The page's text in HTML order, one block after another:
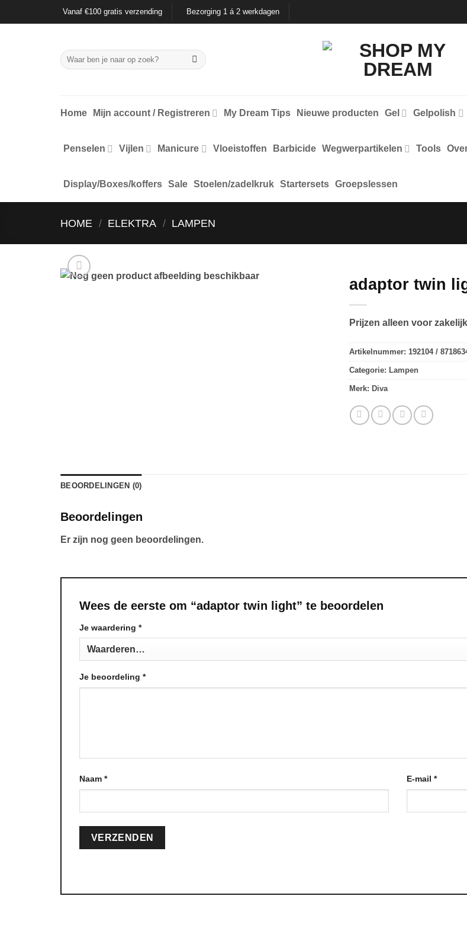
naar
Vanaf €100 gratis verzending Bezorging 1 á 2 werkdagen
Zoeken
naar:
Home Mijn account / Registreren My Dream Tips Nieuwe producten Gel Gelpolish
Penselen Vijlen Manicure Vloeistoffen Barbicide Wegwerpartikelen Tools
Display/Boxes/koffers Sale Stoelen/zadelkruk Startersets Groepslessen
HOME / ELEKTRA / LAMPEN
adaptor twin
Prijzen alleen voor
Artikelnummer: 192104 /
Categorie: Lampen
Merk: Diva
BEOORDELINGEN (0)
Beoordelingen
Er zijn nog geen beoordelingen.
Wees de eerste om “adaptor twin light” te beoordelen
Je waardering *
Je beoordeling *
Naam * E-mail *
Alternative: